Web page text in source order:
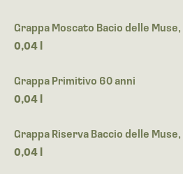
Grappa Moscato Bacio delle
0,04 l
Grappa Primitivo 60 anni
0,04 l
Grappa Riserva Baccio delle
0,04 l